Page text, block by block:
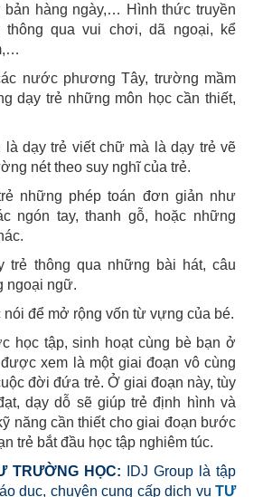
bản hàng ngày,… Hình thức truyền
thông qua vui chơi, dã ngoại, kể
nước phương Tây, trường mầm
dạy trẻ những môn học cần thiết,
là dạy trẻ viết chữ mà là dạy trẻ vẽ
nét theo suy nghĩ của trẻ.
những phép toán đơn giản như
ngón tay, thanh gỗ, hoặc những
trẻ thông qua những bài hát, câu
ngoại ngữ.
nói để mở rộng vốn từ vựng của bé.
học tập, sinh hoạt cùng bè bạn ở
xem là một giai đoạn vô cùng
đời đứa trẻ. Ở giai đoạn này, tùy
dạy dỗ sẽ giúp trẻ định hình và
năng cần thiết cho giai đoạn bước
trẻ bắt đầu học tập nghiêm túc.
TRƯỜNG HỌC: IDJ Group là tập
dục, chuyên cung cấp dịch vụ TƯ